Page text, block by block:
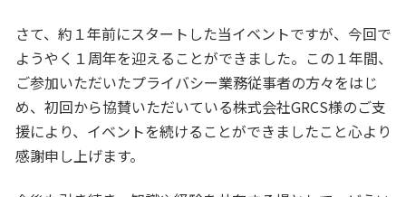
さて、約１年前にスタートした当イベントですが、今回で
ようやく１周年を迎えることができました。この１年間、
ご参加いただいたプライバシー業務従事者の方々をはじ
め、初回から協賛いただいている株式会社GRCS様のご支
援により、イベントを続けることができましたこと心より
感謝申し上げます。